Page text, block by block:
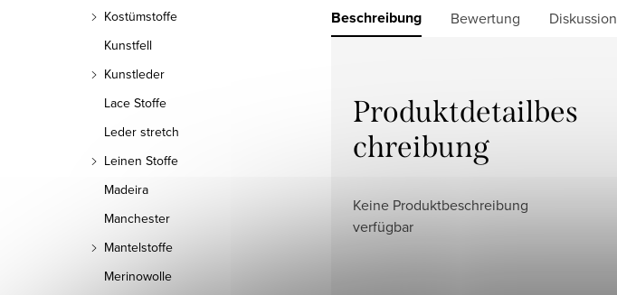
Kostümstoffe
Kunstfell
Kunstleder
Lace Stoffe
Leder stretch
Leinen Stoffe
Madeira
Manchester
Mantelstoffe
Merinowolle
Beschreibung Bewertung Diskussion
Produktdetailbes
chreibung
Keine Produktbeschreibung
verfügbar